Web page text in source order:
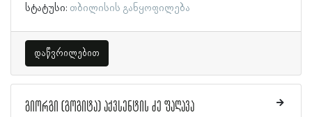
სტატუსი: თბილისის განყოფილება
დაწვრილებით
გიორგი (გოგიტა) აქვსენტის ძე ფაღავა